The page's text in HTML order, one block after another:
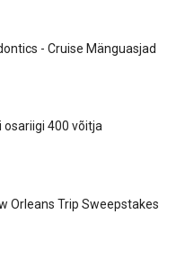
- Cruise Mänguasjad
osariigi 400 võitja
Orleans Trip Sweepstakes